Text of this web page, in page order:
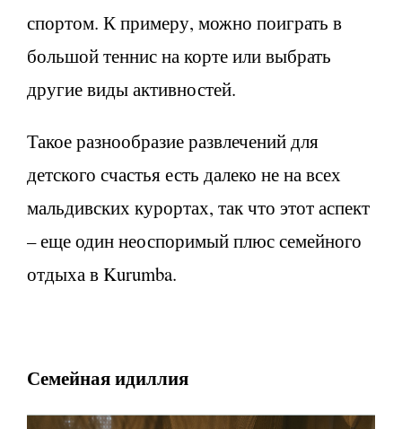
спортом. К примеру, можно поиграть в
большой теннис на корте или выбрать
другие виды активностей.
Такое разнообразие развлечений для
детского счастья есть далеко не на всех
мальдивских курортах, так что этот аспект
– еще один неоспоримый плюс семейного
отдыха в Kurumba.
Семейная идиллия